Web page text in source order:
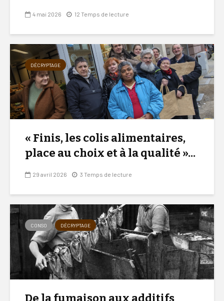
4 mai 2026 12 Temps de lecture
DÉCRYPTAGE
« Finis, les colis alimentaires,
place au choix et à la qualité »...
29 avril 2026 3 Temps de lecture
CONSO DÉCRYPTAGE
De la fumaison aux additifs